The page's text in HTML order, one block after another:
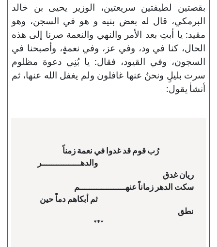
بقصتين لطيفتين سريعتين، الوزير يحيى بن خالد
البرمكي، قال له بعض بنيه و هو في السجن، وهو
مقيد: يا أبتِ بعد الأمر والنهي والنعمة صرنا إلى هذه
الحال، كنا في ود، وفي عز، وفي نعمةٍ، وأصبحنا في
السجون، وفي القيود، فقال: يا بُنِي دعوة مظلوم
سرت بليلٍ ونحنُ عنها غافلون ولم يغفل الله عنها، ثم
أنشأ يقول: